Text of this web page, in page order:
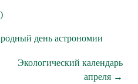
день астрономии
Экологический календарь
апреля →